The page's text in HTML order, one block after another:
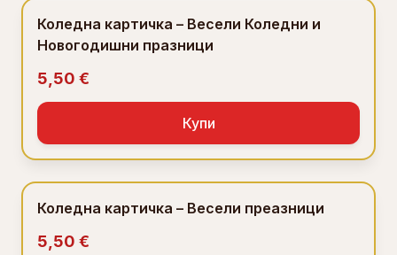
Коледна картичка – Весели Коледни и
Новогодишни празници
5,50 €
Купи
Коледна картичка – Весели преазници
5,50 €